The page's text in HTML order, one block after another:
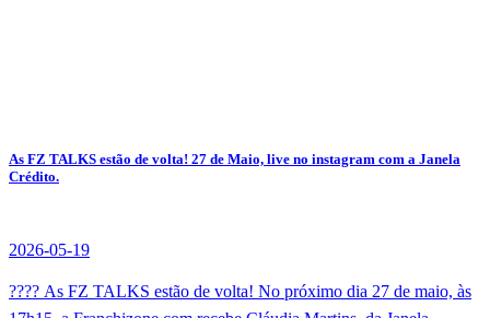
As FZ TALKS estão de volta! 27 de Maio, live no instagram com a Janela
Crédito.
2026-05-19
???? As FZ TALKS estão de volta! No próximo dia 27 de maio, às